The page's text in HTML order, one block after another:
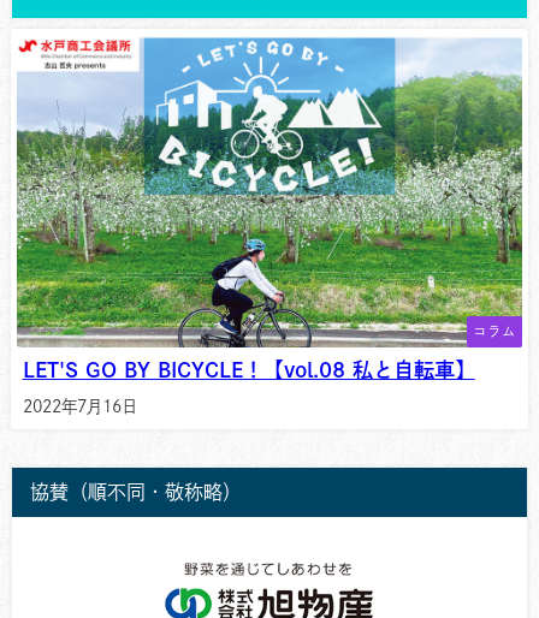
コラム
LET'S GO BY BICYCLE！【vol.08 私と自転車】
2022年7月16日
協賛（順不同・敬称略）